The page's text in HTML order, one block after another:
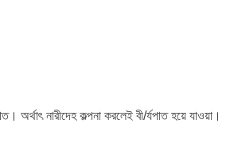
অর্থাৎ নারীদেহ কল্পনা করলেই বী/র্যপাত হয়ে যাওয়া।